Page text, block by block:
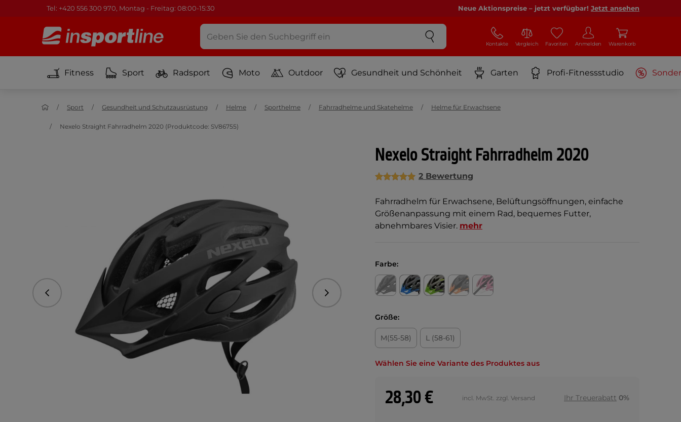
Tel: +420 556 300 970, Montag - Freitag: 08:00-15:30 Neue Aktionspreise – jetzt verfügbar! Jetzt ansehen
Kontakte Vergleich Favoriten Anmelden Warenkorb
Fitness Sport Radsport Moto Outdoor Gesundheit und Schönheit Garten Profi-Fitnessstudio
Sport Gesundheit und Schutzausrüstung Helme Sporthelme Fahrradhelme und Skatehelme Helme für Erwachsene
Nexelo Straight Fahrradhelm 2020 (Produktcode: SV86755)
Nexelo Straight Fahrradhelm 2020
2 Bewertung
Fahrradhelm für Erwachsene, Belüftungsöffnungen, einfache
Größenanpassung mit einem Rad, bequemes Futter,
abnehmbares Visier. mehr
vorhergehend Folgend
Farbe:
Größe:
M(55-58) L (58-61)
Wählen Sie eine Variante des Produktes aus
28,30 € incl. MwSt. zzgl. Versand Ihr Treuerabatt 0%